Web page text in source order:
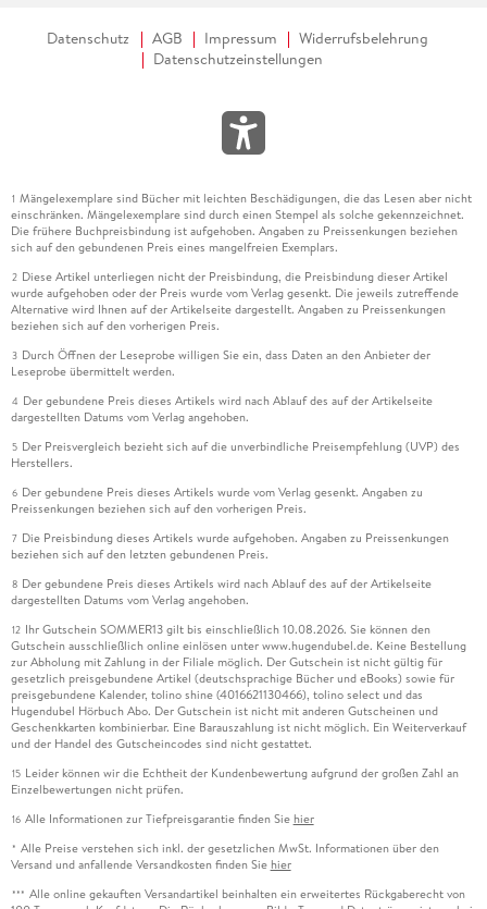
Datenschutz AGB Impressum
Widerrufsbelehrung
Datenschutzeinstellungen
1 Mängelexemplare sind Bücher mit leichten Beschädigungen, die das Lesen aber nicht
einschränken. Mängelexemplare sind durch einen Stempel als solche gekennzeichnet.
Die frühere Buchpreisbindung ist aufgehoben. Angaben zu Preissenkungen beziehen
sich auf den gebundenen Preis eines mangelfreien Exemplars.
2 Diese Artikel unterliegen nicht der Preisbindung, die Preisbindung dieser Artikel
wurde aufgehoben oder der Preis wurde vom Verlag gesenkt. Die jeweils zutreffende
Alternative wird Ihnen auf der Artikelseite dargestellt. Angaben zu Preissenkungen
beziehen sich auf den vorherigen Preis.
3 Durch Öffnen der Leseprobe willigen Sie ein, dass Daten an den Anbieter der
Leseprobe übermittelt werden.
4 Der gebundene Preis dieses Artikels wird nach Ablauf des auf der Artikelseite
dargestellten Datums vom Verlag angehoben.
5 Der Preisvergleich bezieht sich auf die unverbindliche Preisempfehlung (UVP) des
Herstellers.
6 Der gebundene Preis dieses Artikels wurde vom Verlag gesenkt. Angaben zu
Preissenkungen beziehen sich auf den vorherigen Preis.
7 Die Preisbindung dieses Artikels wurde aufgehoben. Angaben zu Preissenkungen
beziehen sich auf den letzten gebundenen Preis.
8 Der gebundene Preis dieses Artikels wird nach Ablauf des auf der Artikelseite
dargestellten Datums vom Verlag angehoben.
12 Ihr Gutschein SOMMER13 gilt bis einschließlich 10.08.2026. Sie können den
Gutschein ausschließlich online einlösen unter www.hugendubel.de. Keine Bestellung
zur Abholung mit Zahlung in der Filiale möglich. Der Gutschein ist nicht gültig für
gesetzlich preisgebundene Artikel (deutschsprachige Bücher und eBooks) sowie für
preisgebundene Kalender, tolino shine (4016621130466), tolino select und das
Hugendubel Hörbuch Abo. Der Gutschein ist nicht mit anderen Gutscheinen und
Geschenkkarten kombinierbar. Eine Barauszahlung ist nicht möglich. Ein Weiterverkauf
und der Handel des Gutscheincodes sind nicht gestattet.
15 Leider können wir die Echtheit der Kundenbewertung aufgrund der großen Zahl an
Einzelbewertungen nicht prüfen.
16 Alle Informationen zur Tiefpreisgarantie finden Sie hier
* Alle Preise verstehen sich inkl. der gesetzlichen MwSt. Informationen über den
Versand und anfallende Versandkosten finden Sie hier
*** Alle online gekauften Versandartikel beinhalten ein erweitertes Rückgaberecht von